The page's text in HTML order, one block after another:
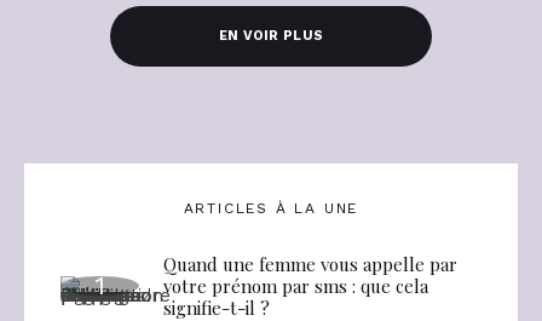
EN VOIR PLUS
ARTICLES À LA UNE
Quand une femme vous appelle par
votre prénom par sms : que cela
signifie-t-il ?